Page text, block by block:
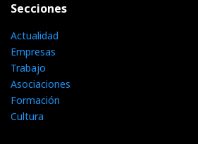
Secciones
Actualidad
Empresas
Trabajo
Asociaciones
Formación
Cultura